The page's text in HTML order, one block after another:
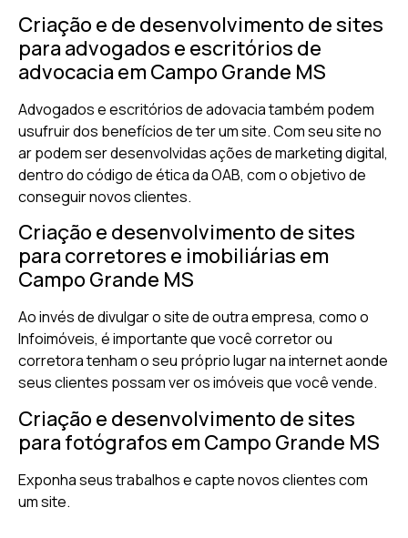
Criação e de desenvolvimento de sites
para advogados e escritórios de
advocacia em Campo Grande MS
Advogados e escritórios de adovacia também podem
usufruir dos benefícios de ter um site. Com seu site no
ar podem ser desenvolvidas ações de marketing digital,
dentro do código de ética da OAB, com o objetivo de
conseguir novos clientes.
Criação e desenvolvimento de sites
para corretores e imobiliárias em
Campo Grande MS
Ao invés de divulgar o site de outra empresa, como o
Infoimóveis, é importante que você corretor ou
corretora tenham o seu próprio lugar na internet aonde
seus clientes possam ver os imóveis que você vende.
Criação e desenvolvimento de sites
para fotógrafos em Campo Grande MS
Exponha seus trabalhos e capte novos clientes com
um site.